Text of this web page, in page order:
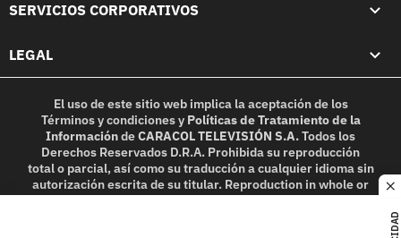
SERVICIOS CORPORATIVOS
LEGAL
El uso de este sitio web implica la aceptación de los
Términos y condicionesy Políticas de Tratamiento de la
InformacióndeCARACOL TELEVISIÓN S.A.Todos los
Derechos Reservados D.R.A. Prohibida su reproducción
total o parcial, así como su traducción a cualquier idioma sin
autorización escrita de su titular. Reproduction in whole or
in part, or translation without written permission is